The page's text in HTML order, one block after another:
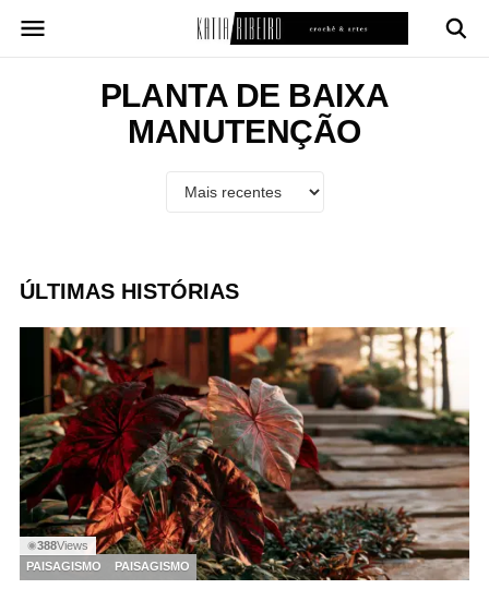
para
PLANTA DE BAIXA
MANUTENÇÃO
ÚLTIMAS HISTÓRIAS
◉388Views
PAISAGISMO
PAISAGISMO